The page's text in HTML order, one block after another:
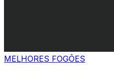
MELHORES FOGÕES